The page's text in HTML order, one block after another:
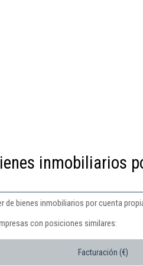
inmobiliarios
de bienes inmobiliarios por cuenta
con posiciones similares:
Facturación (€)